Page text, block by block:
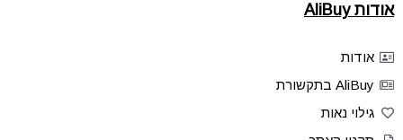
אודות AliBuy
אודות
AliBuy בתקשורת
גילוי נאות